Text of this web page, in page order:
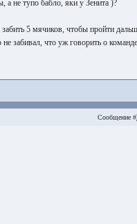
а не тупо бабло, яки у Зенита )?
5 мячиков, чтобы пройти
забивал, что уж говорить о
Сообщение #